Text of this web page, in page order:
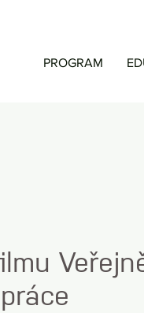
PROGRAM